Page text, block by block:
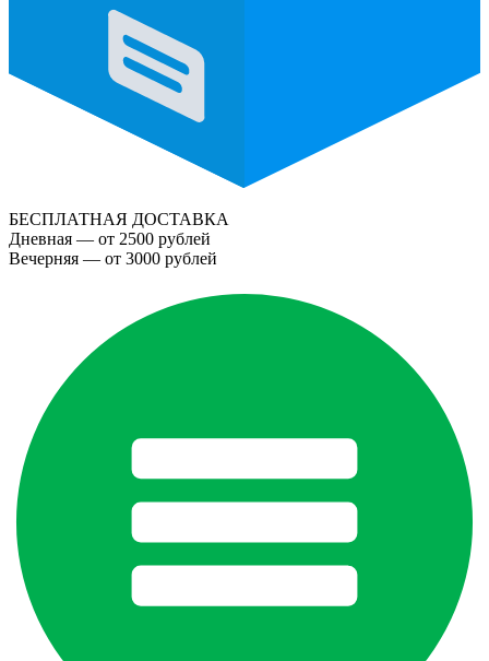
БЕСПЛАТНАЯ ДОСТАВКА
Дневная — от 2500 рублей
Вечерняя — от 3000 рублей